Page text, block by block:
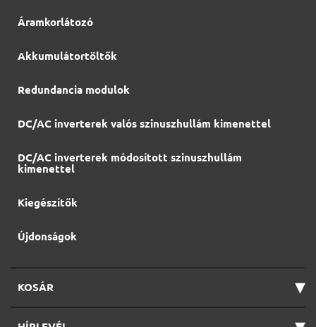
Áramkorlátozó
Akkumulátortöltők
Redundancia modulok
DC/AC inverterek valós szinuszhullám kimenettel
DC/AC inverterek módosított szinuszhullám
kimenettel
Kiegészítők
Újdonságok
KOSÁR ▾